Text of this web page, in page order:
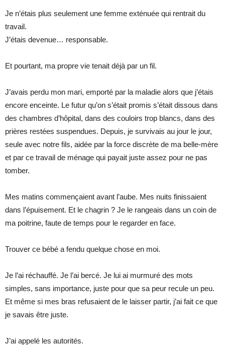
Je n’étais plus seulement une femme exténuée qui rentrait du
travail.
J’étais devenue… responsable.
Et pourtant, ma propre vie tenait déjà par un fil.
J’avais perdu mon mari, emporté par la maladie alors que j’étais
encore enceinte. Le futur qu’on s’était promis s’était dissous dans
des chambres d’hôpital, dans des couloirs trop blancs, dans des
prières restées suspendues. Depuis, je survivais au jour le jour,
seule avec notre fils, aidée par la force discrète de ma belle-mère
et par ce travail de ménage qui payait juste assez pour ne pas
tomber.
Mes matins commençaient avant l’aube. Mes nuits finissaient
dans l’épuisement. Et le chagrin ? Je le rangeais dans un coin de
ma poitrine, faute de temps pour le regarder en face.
Trouver ce bébé a fendu quelque chose en moi.
Je l’ai réchauffé. Je l’ai bercé. Je lui ai murmuré des mots
simples, sans importance, juste pour que sa peur recule un peu.
Et même si mes bras refusaient de le laisser partir, j’ai fait ce que
je savais être juste.
J’ai appelé les autorités.